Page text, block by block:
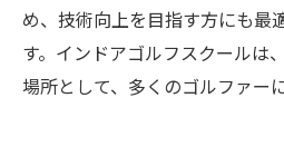
め、技術向上を目指す方にも最
す。インドアゴルフスクールは
場所として、多くのゴルファー